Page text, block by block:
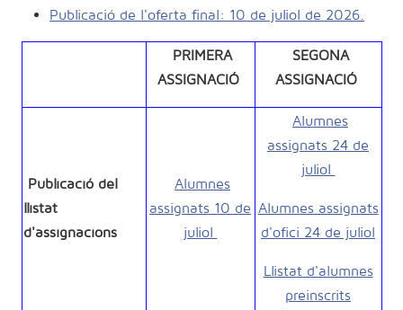
Publicació de l'oferta final: 10 de juliol de 2026.
PRIMERA
ASSIGNACIÓ
SEGONA
ASSIGNACIÓ
Publicació del
llistat
d'assignacions
Alumnes
assignats 10 de
juliol
Alumnes
assignats 24 de
juliol
Alumnes assignats
d'ofici 24 de juliol
Llistat d'alumnes
preinscrits